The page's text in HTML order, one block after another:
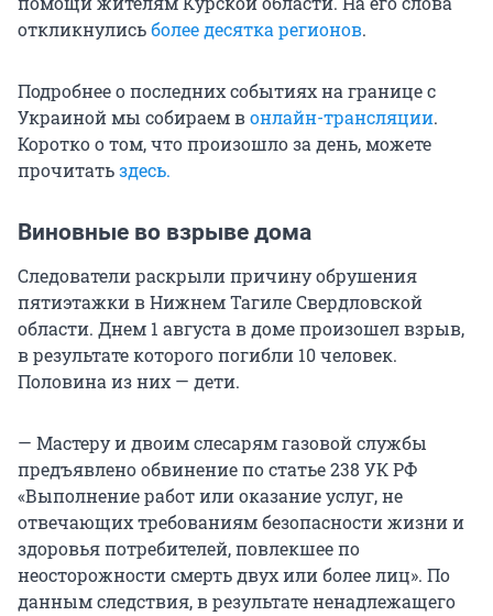
откликнулисьболее десятка регионов.
Подробнее о последних событиях на границе с
Украиной мы собираем вонлайн-трансляции.
Коротко о том, что произошло за день, можете
прочитатьздесь.
Виновные во взрыве дома
Следователи раскрыли причину обрушения
пятиэтажки в Нижнем Тагиле Свердловской
области. Днем 1 августа в доме произошел взрыв,
в результате которого погибли 10 человек.
Половина из них — дети.
— Мастеру и двоим слесарям газовой службы
предъявлено обвинение по статье 238 УК РФ
«Выполнение работ или оказание услуг, не
отвечающих требованиям безопасности жизни и
здоровья потребителей, повлекшее по
неосторожности смерть двух или более лиц». По
данным следствия, в результате ненадлежащего